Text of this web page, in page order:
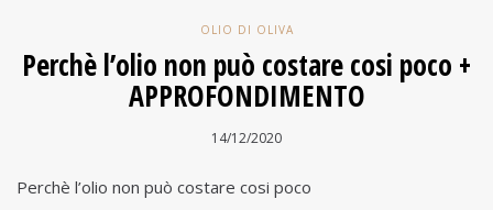
OLIO DI OLIVA
Perchè l’olio non può costare cosi poco +
APPROFONDIMENTO
14/12/2020
Perchè l’olio non può costare cosi poco